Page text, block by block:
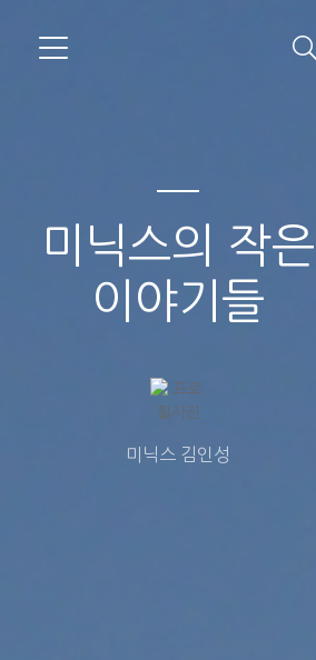
미닉스의 작은
이야기들
미닉스 김인성